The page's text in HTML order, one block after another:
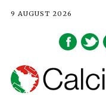
9 AUGUST 2026